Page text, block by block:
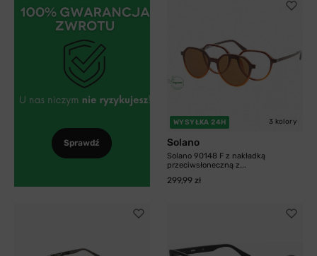
Sprawdź
WYSYŁKA 24H 3 kolory
Solano
Solano 90148 F z nakładką
przeciwsłoneczną z...
299,99 zł